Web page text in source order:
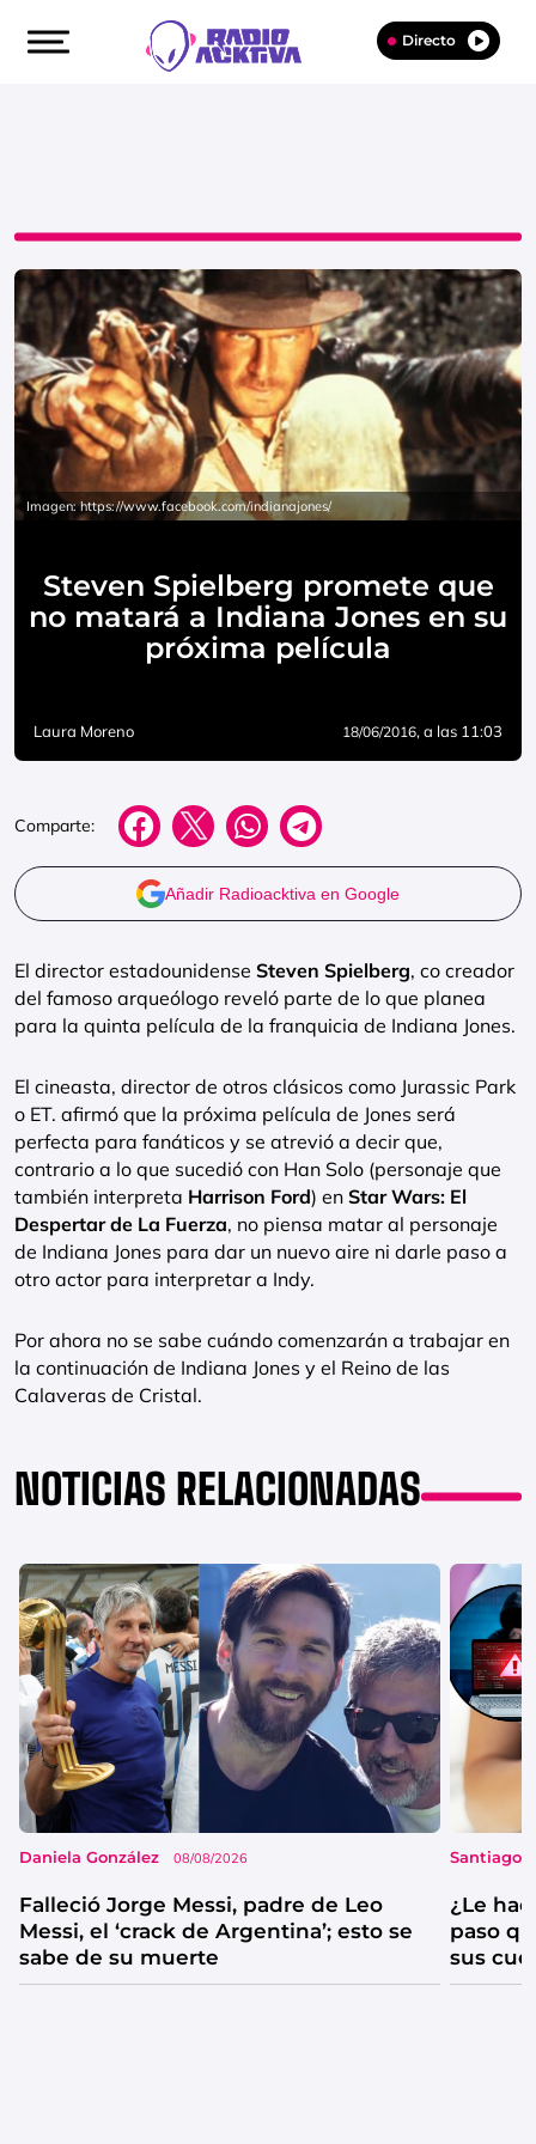
Directo
Imagen: https://www.facebook.com/indianajones/
Steven Spielberg promete que
no matará a Indiana Jones en su
próxima película
Laura Moreno 18/06/2016, a las 11:03
Comparte:
Añadir Radioacktiva en Google
El director estadounidense Steven Spielberg, co creador
del famoso arqueólogo reveló parte de lo que planea
para la quinta película de la franquicia de Indiana Jones.
El cineasta, director de otros clásicos como Jurassic Park
o ET. afirmó que la próxima película de Jones será
perfecta para fanáticos y se atrevió a decir que,
contrario a lo que sucedió con Han Solo (personaje que
también interpreta Harrison Ford) en Star Wars: El
Despertar de La Fuerza, no piensa matar al personaje
de Indiana Jones para dar un nuevo aire ni darle paso a
otro actor para interpretar a Indy.
Por ahora no se sabe cuándo comenzarán a trabajar en
la continuación de Indiana Jones y el Reino de las
Calaveras de Cristal.
NOTICIAS RELACIONADAS
Daniela González 08/08/2026
Falleció Jorge Messi, padre de Leo
Messi, el ‘crack de Argentina’; esto se
sabe de su muerte
Santiago
¿Le
paso
sus